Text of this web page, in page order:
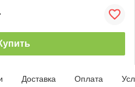
Доставка Оплата